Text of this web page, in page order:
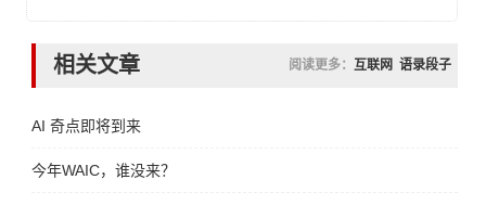
相关文章 阅读更多： 互联网 语录段子
AI 奇点即将到来
今年WAIC，谁没来？